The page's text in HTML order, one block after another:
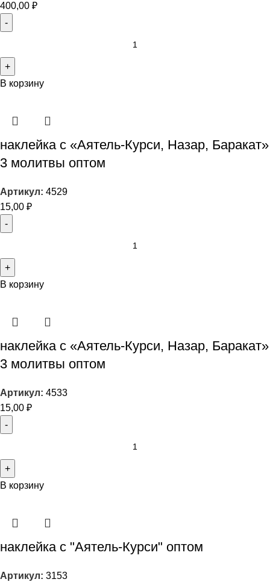
400,00 ₽
В корзину
наклейка с «Аятель-Курси, Назар, Баракат»
3 молитвы оптом
Артикул: 4529
15,00 ₽
В корзину
наклейка с «Аятель-Курси, Назар, Баракат»
3 молитвы оптом
Артикул: 4533
15,00 ₽
В корзину
наклейка с "Аятель-Курси" оптом
Артикул: 3153